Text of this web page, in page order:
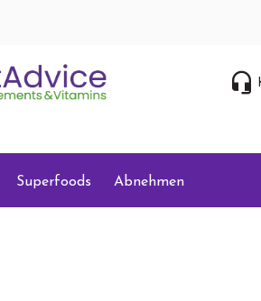
Superfoods Abnehmen